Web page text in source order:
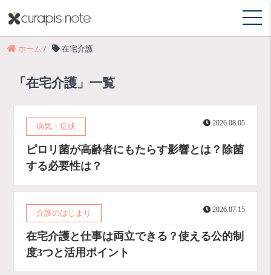
ホーム / 在宅介護
「在宅介護」一覧
病気・症状 2026.08.05
ピロリ菌が高齢者にもたらす影響とは？除菌
する必要性は？
介護のはじまり 2026.07.15
在宅介護と仕事は両立できる？使える公的制
度3つと活用ポイント